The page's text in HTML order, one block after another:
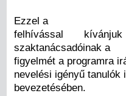
Ezzel a
felhívással
szaktanácsadóinak a
figyelmét a programra
nevelési igényű tanulók
bevezetésében.